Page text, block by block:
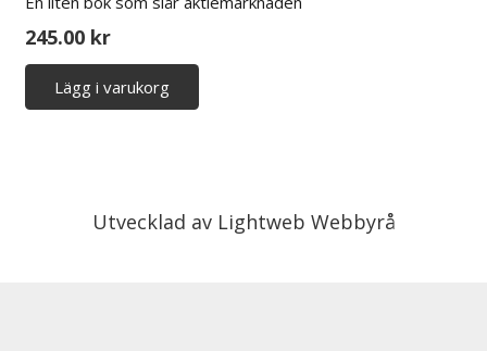
245.00 kr
Lägg i varukorg
Utvecklad av Lightweb Webbyrå